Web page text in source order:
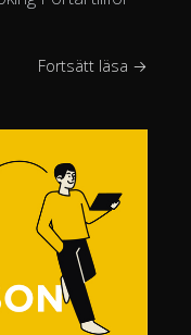
Fortsätt läsa →